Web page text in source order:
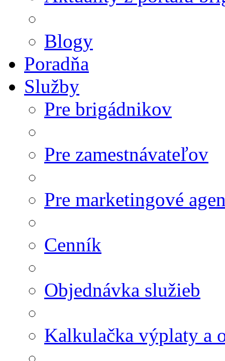
Blogy
Poradňa
Služby
Pre brigádnikov
Pre zamestnávateľov
Pre marketingové
Cenník
Objednávka služieb
Kalkulačka výplaty a